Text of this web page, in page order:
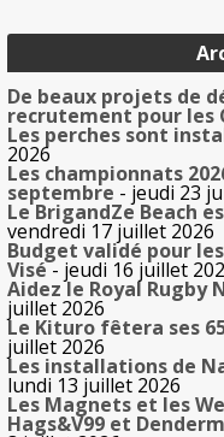
De beaux projets de
recrutement pour les
Les perches sont
2026
Les championnats
septembre - jeudi 23
Le BrigandZe Beach
vendredi 17 juillet 2026
Budget validé pour
Visé- jeudi 16 juillet
Aidez le Royal Rugby
juillet 2026
Le Kituro fêtera ses
juillet 2026
Les installations de
lundi 13 juillet 2026
Les Magnets et les
Hags&V99 et